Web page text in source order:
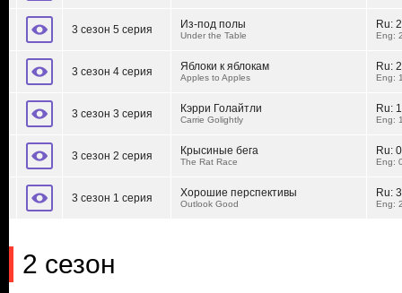
3 сезон 5 серия Из-под полы
Under the Table
Ru:
Eng:
3 сезон 4 серия Яблоки к яблокам
Apples to Apples
Ru:
Eng:
3 сезон 3 серия Кэрри Голайтли
Carrie Golightly
Ru:
Eng:
3 сезон 2 серия Крысиные бега
The Rat Race
Ru:
Eng:
3 сезон 1 серия Хорошие перспективы
Outlook Good
Ru:
Eng:
2 сезон